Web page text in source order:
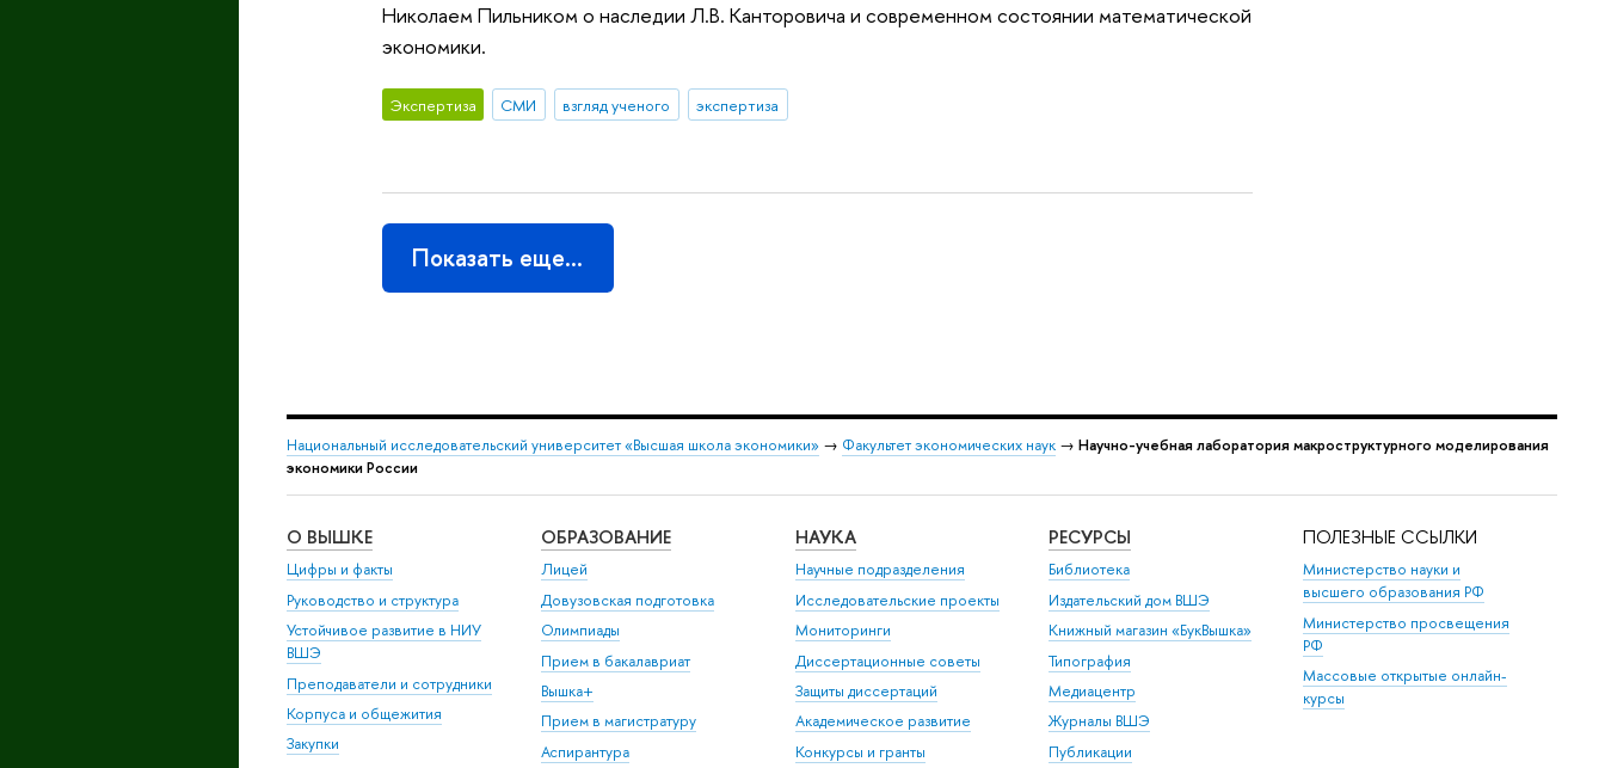
Николаем Пильником о наследии Л.В. Канторовича и современном состоянии математической
экономики.
Экспертиза СМИ взгляд ученого экспертиза
Показать еще…
Национальный исследовательский университет «Высшая школа экономики» → Факультет экономических наук → Научно-учебная лаборатория макроструктурного моделирования
экономики России
О ВЫШКЕ
Цифры и факты
Руководство и структура
Устойчивое развитие в НИУ
ВШЭ
Преподаватели и сотрудники
Корпуса и общежития
Закупки
ОБРАЗОВАНИЕ
Лицей
Довузовская подготовка
Олимпиады
Прием в бакалавриат
Вышка+
Прием в магистратуру
Аспирантура
НАУКА
Научные подразделения
Исследовательские проекты
Мониторинги
Диссертационные советы
Защиты диссертаций
Академическое развитие
Конкурсы и гранты
РЕСУРСЫ
Библиотека
Издательский дом ВШЭ
Книжный магазин «БукВышка»
Типография
Медиацентр
Журналы ВШЭ
Публикации
ПОЛЕЗНЫЕ ССЫЛКИ
Министерство науки и
высшего образования РФ
Министерство просвещения
РФ
Массовые открытые онлайн-
курсы